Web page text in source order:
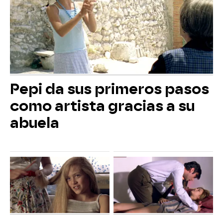
Pepi da sus primeros pasos
como artista gracias a su
abuela